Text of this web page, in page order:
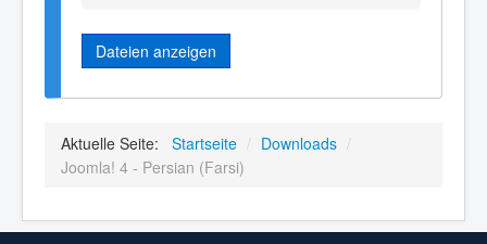
Dateien anzeigen
Aktuelle Seite: Startseite / Downloads /
Joomla! 4 - Persian (Farsi)